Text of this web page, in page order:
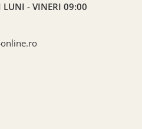
LUNI - VINERI 09:00